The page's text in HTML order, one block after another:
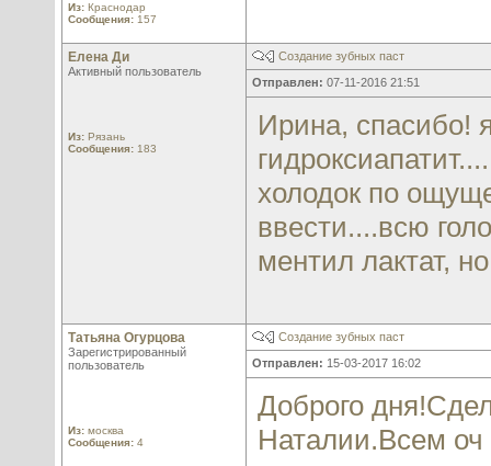
Из: Краснодар
Сообщения: 157
Елена Ди
Активный пользователь
Из: Рязань
Сообщения: 183
Создание зубных паст
Отправлен: 07-11-2016 21:51
Ирина, спасибо!
холодок по
ввести....всю
ментил лактат,
Татьяна Огурцова
Зарегистрированный
пользователь
Из: москва
Сообщения: 4
Создание зубных паст
Отправлен: 15-03-2017 16:02
Доброго
Наталии.Всем